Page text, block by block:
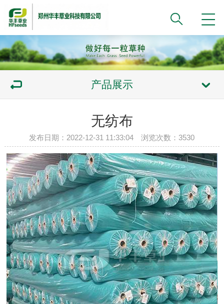
产品展示
无纺布
发布日期：2022-12-31 11:33:04 浏览次数：3530